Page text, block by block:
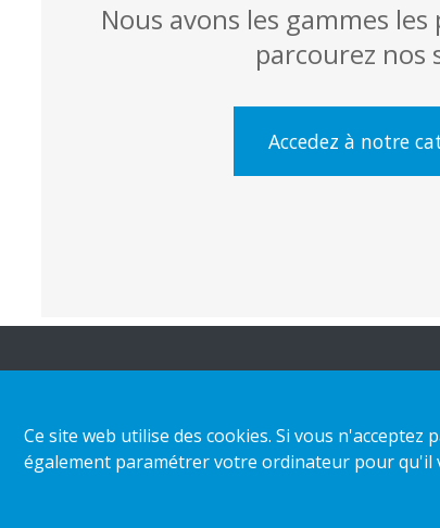
Nous avons les gammes
parcourez nos
Accedez à notre
Organisation
Catégorie de magasin
Ce site web utilise des cookies. Si vous
également paramétrer votre ordinateur pour qu'il